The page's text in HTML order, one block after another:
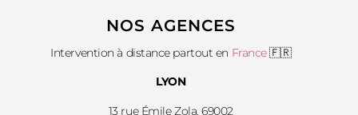
NOS AGENCES
Intervention à distance partout en France🇫🇷
LYON
13 rue Émile Zola, 69002